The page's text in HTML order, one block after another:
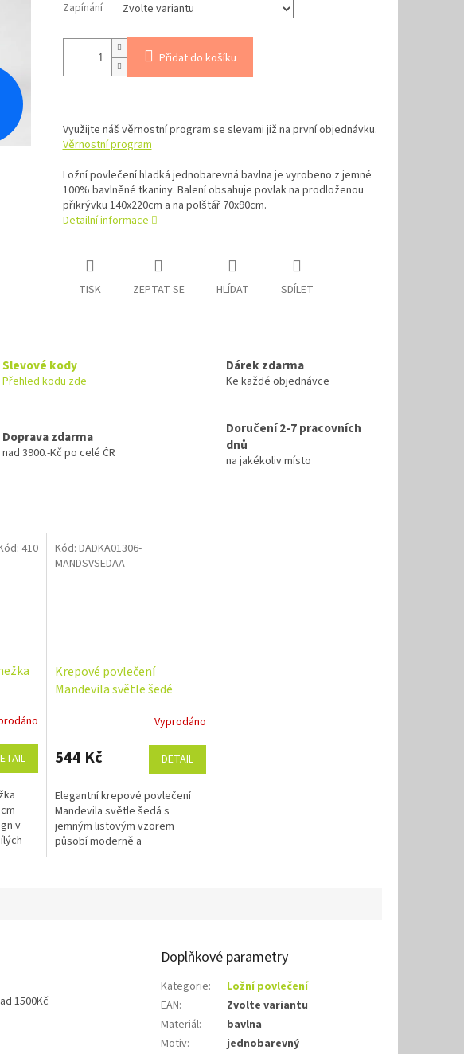
Zapínání
Přidat do košíku
Využijte náš věrnostní program se slevami již na první objednávku.
Věrnostní program
Ložní povlečení hladká jednobarevná bavlna je vyrobeno z jemné
100% bavlněné tkaniny. Balení obsahuje povlak na prodloženou
přikrývku 140x220cm a na polštář 70x90cm.
Detailní informace
TISK ZEPTAT SE HLÍDAT SDÍLET
Slevové kody
Přehled kodu zde
Dárek zdarma
Ke každé objednávce
Doprava zdarma
nad 3900.-Kč po celé ČR
Doručení 2-7 pracovních
dnů
na jakékoliv místo
v
410 Výprodej
Krepové povlečení
Mandevila světle šedé
Vyprodáno
544 Kč DETAIL
Elegantní krepové povlečení
Mandevila světle šedá s
jemným listovým vzorem
působí moderně a
Kód: DADKA01306-
MANDSVSEDAA
1500Kč
Doplňkové parametry
Kategorie:
Ložní povlečení
EAN:
Zvolte variantu
Materiál:
bavlna
Motiv:
jednobarevný